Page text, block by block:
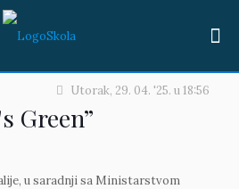
Utorak, 29. 04. '25. u18:56
Green”
u saradnji sa Ministarstvom